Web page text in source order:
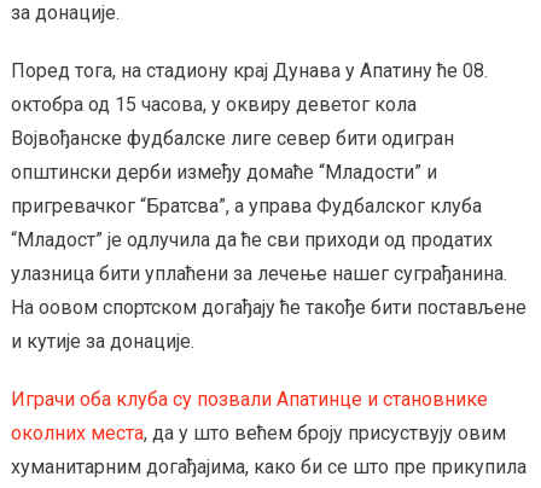
за донације.
Поред тога, на стадиону крај Дунава у Апатину ће 08.
октобра од 15 часова, у оквиру деветог кола
Војвођанске фудбалске лиге север бити одигран
општински дерби између домаће “Младости” и
пригревачког “Братсва”, а управа Фудбалског клуба
“Младост” је одлучила да ће сви приходи од продатих
улазница бити уплаћени за лечење нашег суграђанина.
На оовом спортском догађају ће такође бити постављене
и кутије за донације.
Играчи оба клуба су позвали Апатинце и становнике
околних места, да у што већем броју присуствују овим
хуманитарним догађајима, како би се што пре прикупила